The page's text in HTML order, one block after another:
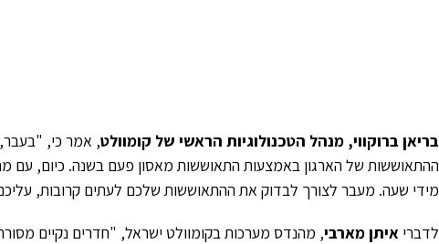
בריאן ברוקווי, מנהל הטכנולוגיות הראשי של קומוולט, אמר כי,
ההתאוששות של הארגון באמצעות התאוששות מאסון פעם בשנה. כיום, עם
מידי שעה. מעבר לצורך לבדוק את ההתאוששות שלכם לעתים קרובות,
לדברי איתן מארבי, מהנדס מערכות בקומוולט ישראל, "חדרים נקיים